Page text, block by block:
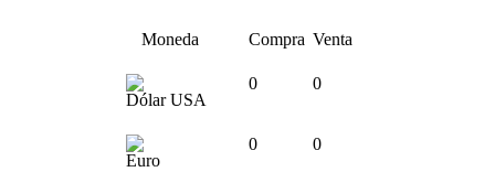
Moneda Compra Venta
Dólar USA
0 0
Euro
0 0